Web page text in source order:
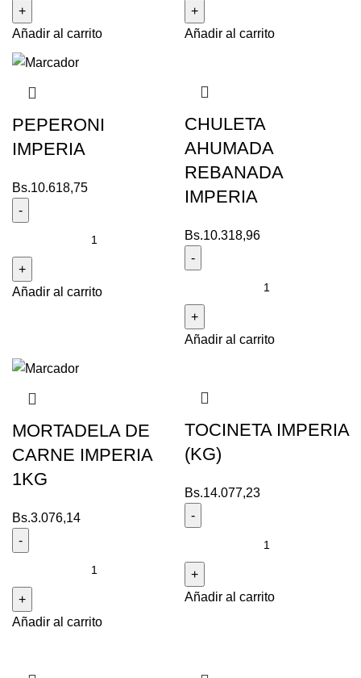
Añadir al carrito Añadir al carrito
PEPERONI
IMPERIA
Bs.10.618,75
Añadir al carrito
CHULETA
AHUMADA
REBANADA
IMPERIA
Bs.10.318,96
Añadir al carrito
MORTADELA DE
CARNE IMPERIA
1KG
Bs.3.076,14
Añadir al carrito
TOCINETA IMPERIA
(KG)
Bs.14.077,23
Añadir al carrito